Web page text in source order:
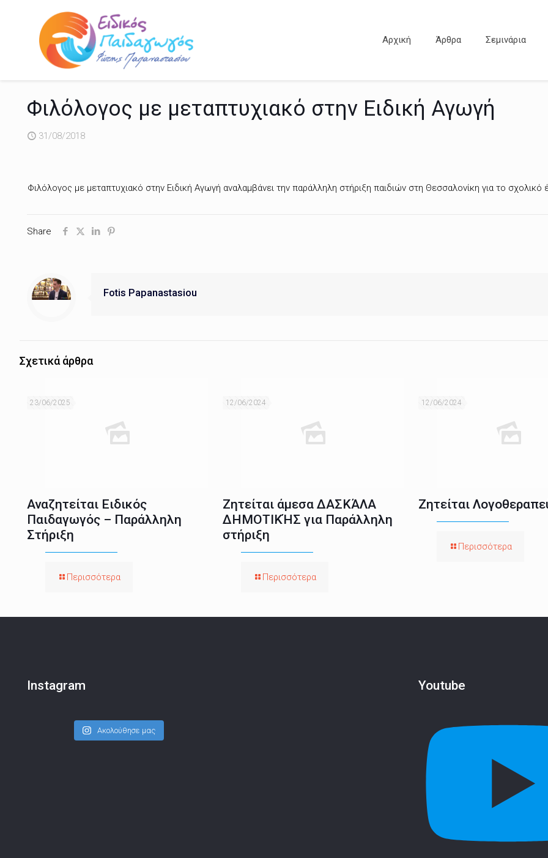
Αρχική Άρθρα Σεμινάρια
Φιλόλογος με μεταπτυχιακό στην Ειδική Αγωγή
31/08/2018
Φιλόλογος με μεταπτυχιακό στην Ειδική Αγωγή αναλαμβάνει την παράλληλη στήριξη παιδιών στη Θεσσαλονίκη για το
Share
Fotis Papanastasiou
Σχετικά άρθρα
23/06/2025
Αναζητείται Ειδικός
Παιδαγωγός – Παράλληλη
Στήριξη
Περισσότερα
12/06/2024
Ζητείται άμεσα ΔΑΣΚΆΛΑ
ΔΗΜΟΤΙΚΉΣ για Παράλληλη
στήριξη
Περισσότερα
12/06/2024
Ζητείται
Περισσότερα
Instagram
Ακολούθησε μας
Youtube